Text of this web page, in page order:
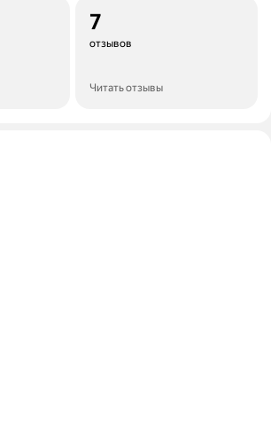
7
отзывов
Читать отзывы